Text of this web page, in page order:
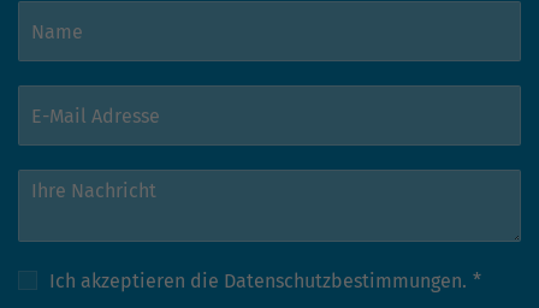
Ich akzeptieren die Datenschutzbestimmungen. *